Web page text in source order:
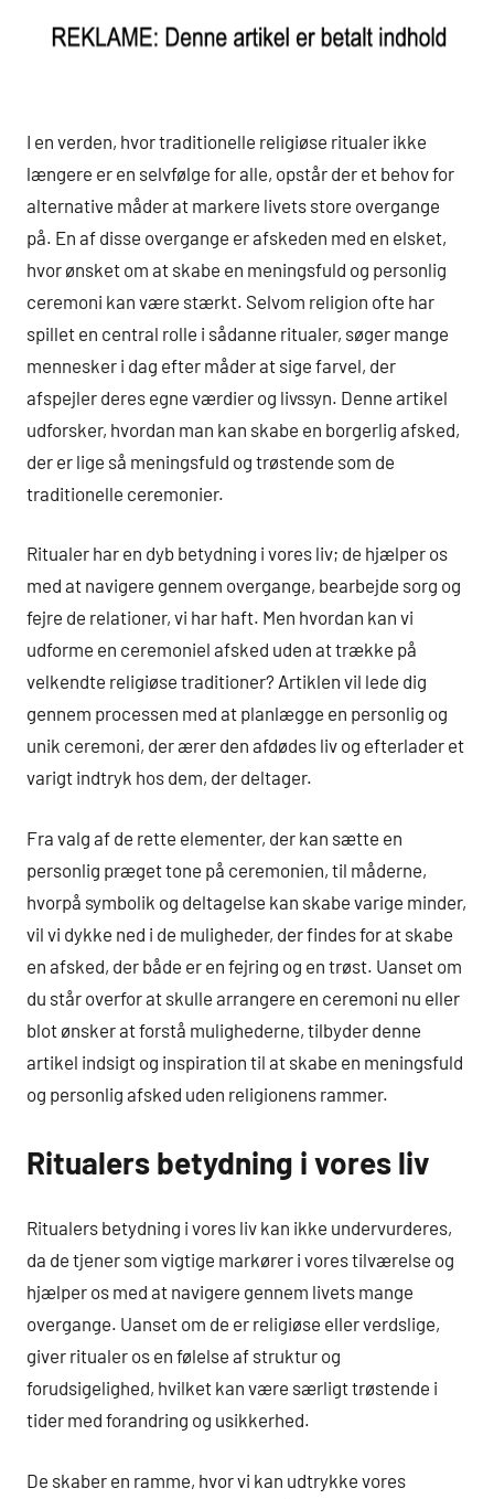
I en verden, hvor traditionelle religiøse ritualer ikke
længere er en selvfølge for alle, opstår der et behov for
alternative måder at markere livets store overgange
på. En af disse overgange er afskeden med en elsket,
hvor ønsket om at skabe en meningsfuld og personlig
ceremoni kan være stærkt. Selvom religion ofte har
spillet en central rolle i sådanne ritualer, søger mange
mennesker i dag efter måder at sige farvel, der
afspejler deres egne værdier og livssyn. Denne artikel
udforsker, hvordan man kan skabe en borgerlig afsked,
der er lige så meningsfuld og trøstende som de
traditionelle ceremonier.
Ritualer har en dyb betydning i vores liv; de hjælper os
med at navigere gennem overgange, bearbejde sorg og
fejre de relationer, vi har haft. Men hvordan kan vi
udforme en ceremoniel afsked uden at trække på
velkendte religiøse traditioner? Artiklen vil lede dig
gennem processen med at planlægge en personlig og
unik ceremoni, der ærer den afdødes liv og efterlader et
varigt indtryk hos dem, der deltager.
Fra valg af de rette elementer, der kan sætte en
personlig præget tone på ceremonien, til måderne,
hvorpå symbolik og deltagelse kan skabe varige minder,
vil vi dykke ned i de muligheder, der findes for at skabe
en afsked, der både er en fejring og en trøst. Uanset om
du står overfor at skulle arrangere en ceremoni nu eller
blot ønsker at forstå mulighederne, tilbyder denne
artikel indsigt og inspiration til at skabe en meningsfuld
og personlig afsked uden religionens rammer.
Ritualers betydning i vores liv
Ritualers betydning i vores liv kan ikke undervurderes,
da de tjener som vigtige markører i vores tilværelse og
hjælper os med at navigere gennem livets mange
overgange. Uanset om de er religiøse eller verdslige,
giver ritualer os en følelse af struktur og
forudsigelighed, hvilket kan være særligt trøstende i
tider med forandring og usikkerhed.
De skaber en ramme, hvor vi kan udtrykke vores